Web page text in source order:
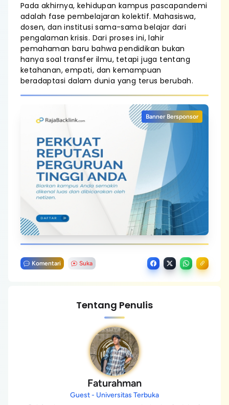
Pada akhirnya, kehidupan kampus pascapandemi
adalah fase pembelajaran kolektif. Mahasiswa,
dosen, dan institusi sama-sama belajar dari
pengalaman krisis. Dari proses ini, lahir
pemahaman baru bahwa pendidikan bukan
hanya soal transfer ilmu, tetapi juga tentang
ketahanan, empati, dan kemampuan
beradaptasi dalam dunia yang terus berubah.
Banner Bersponsor
Komentari Suka
Tentang Penulis
Faturahman
Guest - Universitas Terbuka